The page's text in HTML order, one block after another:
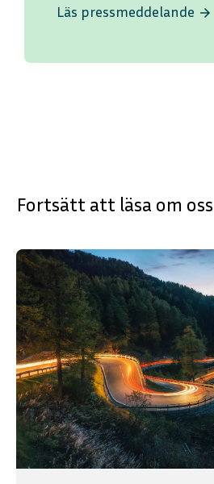
Läs pressmeddelande arrow_forward
Fortsätt att läsa om oss